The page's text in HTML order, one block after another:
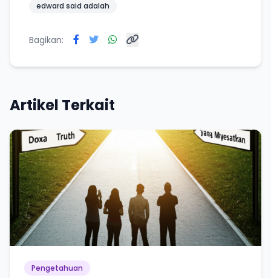
edward said adalah
Bagikan:
Artikel Terkait
Pengetahuan